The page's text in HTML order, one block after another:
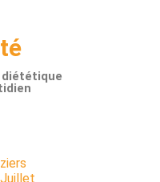
diététique